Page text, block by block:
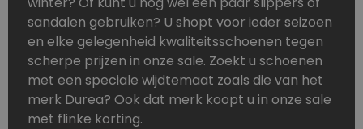
sandalen gebruiken? U shopt voor ieder seizoen
en elke gelegenheid kwaliteitsschoenen tegen
scherpe prijzen in onze sale. Zoekt u schoenen
met een speciale wijdtemaat zoals die van het
merk Durea? Ook dat merk koopt u in onze sale
met flinke korting.